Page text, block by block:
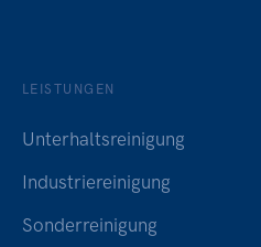
LEISTUNGEN
Unterhaltsreinigung
Industriereinigung
Sonderreinigung